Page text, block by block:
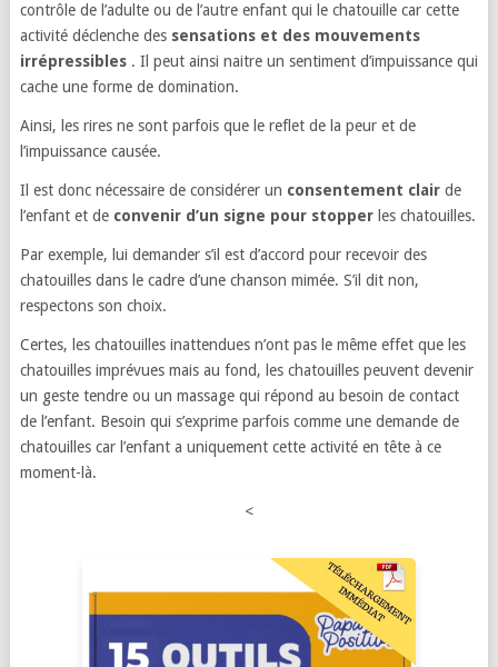
contrôle de l’adulte ou de l’autre enfant qui le chatouille car cette
activité déclenche des sensations et des mouvements
irrépressibles. Il peut ainsi naitre un sentiment d’impuissance qui
cache une forme de domination.
Ainsi, les rires ne sont parfois que le reflet de la peur et de
l’impuissance causée.
Il est donc nécessaire de considérer un consentement clairde
l’enfant et de convenir d’un signe pour stopperles chatouilles.
Par exemple, lui demander s’il est d’accord pour recevoir des
chatouilles dans le cadre d’une chanson mimée. S’il dit non,
respectons son choix.
Certes, les chatouilles inattendues n’ont pas le même effet que les
chatouilles imprévues mais au fond, les chatouilles peuvent devenir
un geste tendre ou un massage qui répond au besoin de contact
de l’enfant. Besoin qui s’exprime parfois comme une demande de
chatouilles car l’enfant a uniquement cette activité en tête à ce
moment-là.
<